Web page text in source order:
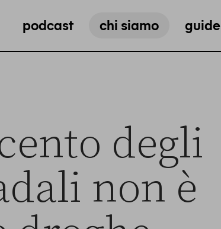
podcast chi siamo guide
degli
non è